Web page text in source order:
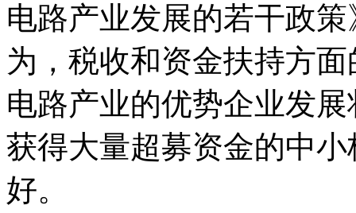
电路产业发展的若干政
为，税收和资金扶持方
电路产业的优势企业发
获得大量超募资金的中
好。